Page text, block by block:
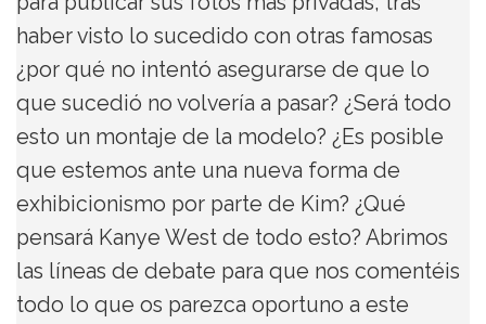
haber visto lo sucedido con otras famosas
¿por qué no intentó asegurarse de que lo
que sucedió no volvería a pasar? ¿Será todo
esto un montaje de la modelo? ¿Es posible
que estemos ante una nueva forma de
exhibicionismo por parte de Kim? ¿Qué
pensará Kanye West de todo esto? Abrimos
las líneas de debate para que nos comentéis
todo lo que os parezca oportuno a este